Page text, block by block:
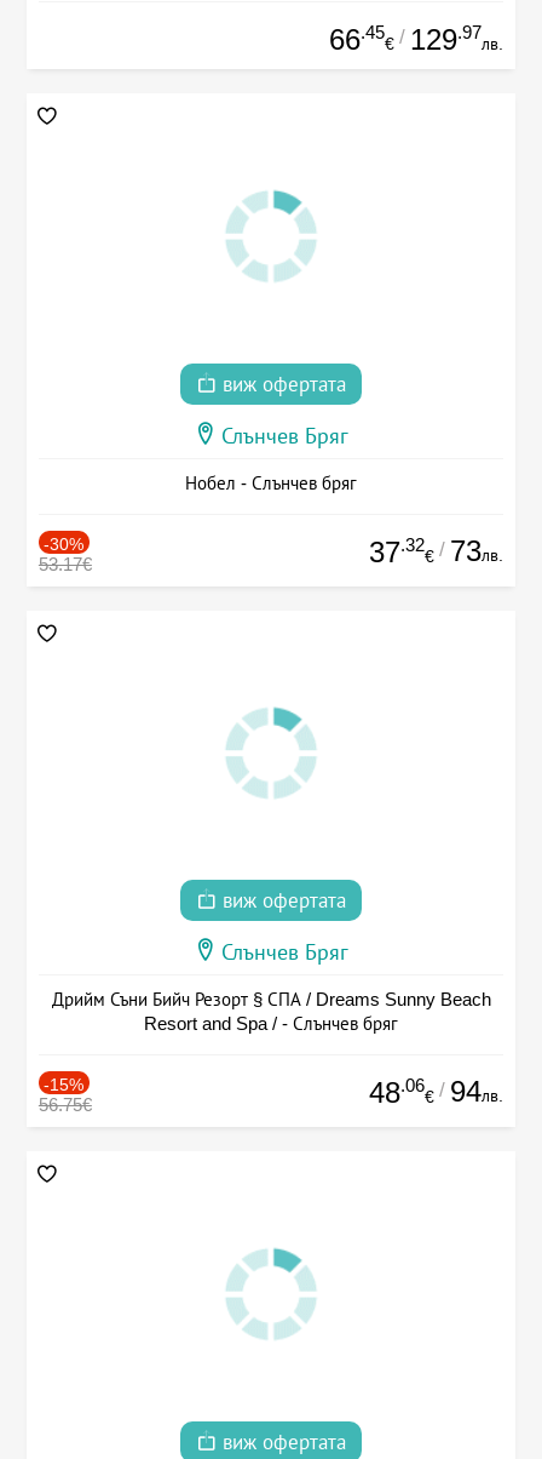
66.45
€ / 129.97
лв.
виж офертата
Слънчев Бряг
Нобел - Слънчев бряг
-30%
53.17€ 37.32
€ / 73лв.
виж офертата
Слънчев Бряг
Дрийм Съни Бийч Резорт § СПА / Dreams Sunny Beach
Resort and Spa / - Слънчев бряг
-15%
56.75€ 48.06
€ / 94лв.
виж офертата